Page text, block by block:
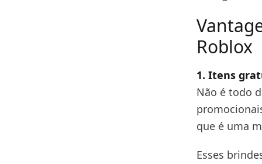
Roblox
1. Itens
Não é todo
que é uma
Esses